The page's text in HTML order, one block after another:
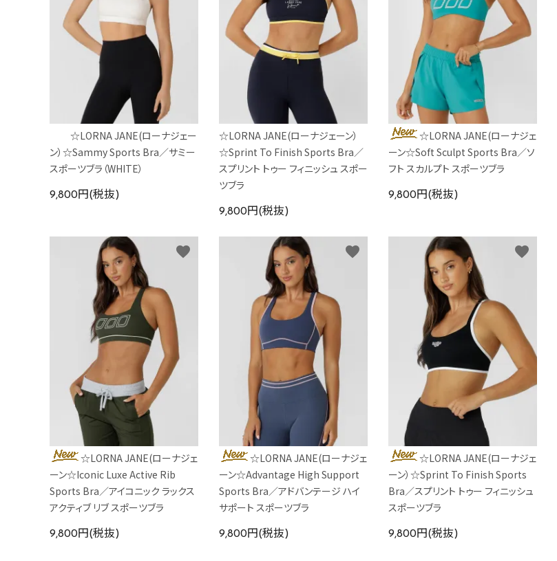
☆LORNA JANE(ローナジェー
ン）☆Sammy Sports Bra／サミー
スポーツブラ（WHITE）
9,800円(税抜)
☆LORNA JANE(ローナジェーン）
☆Sprint To Finish Sports Bra／
スプリント トゥー フィニッシュ スポー
ツブラ
9,800円(税抜)
☆LORNA JANE(ローナジェ
ーン☆Soft Sculpt Sports Bra／ソ
フト スカルプト スポーツブラ
9,800円(税抜)
☆LORNA JANE(ローナジェ
ーン☆Iconic Luxe Active Rib
Sports Bra／アイコニック ラックス
アクティブ リブ スポーツブラ
9,800円(税抜)
favorite
☆LORNA JANE(ローナジェ
ーン☆Advantage High Support
Sports Bra／アドバンテージ ハイ
サポート スポーツブラ
9,800円(税抜)
favorite
☆LORNA JANE(ローナジェ
ーン）☆Sprint To Finish Sports
Bra／スプリント トゥー フィニッシュ
スポーツブラ
9,800円(税抜)
favorite